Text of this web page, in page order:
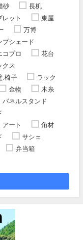
砂
長机
レット
東屋
万博
プシェード
コプロ
花台
クス
.椅子
ラック
金物
木糸
パネルスタンド
アート
角材
サシェ
弁当箱